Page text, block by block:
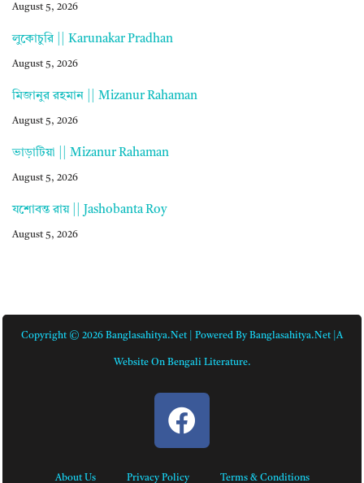
August 5, 2026
লুকোচুরি || Karunakar Pradhan
August 5, 2026
মিজানুর রহমান || Mizanur Rahaman
August 5, 2026
ভাড়াটিয়া || Mizanur Rahaman
August 5, 2026
যশোবন্ত রায় || Jashobanta Roy
August 5, 2026
Copyright © 2026 Banglasahitya.net | Powered By Banglasahitya.net |A
Website On Bengali Literature.
About Us Privacy Policy Terms & Conditions